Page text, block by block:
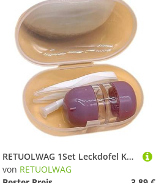
RETUOLWAG 1Set Leckdofel Kontaktlinsen Fall Multifunktionsfall Für Modebenutzer Haltbarkeithalter
von RETUOLWAG